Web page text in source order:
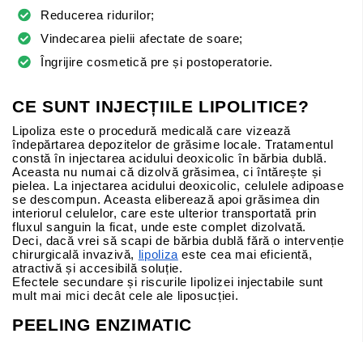
Reducerea ridurilor;
Vindecarea pielii afectate de soare;
Îngrijire cosmetică pre și postoperatorie.
CE SUNT INJECȚIILE LIPOLITICE?
Lipoliza este o procedură medicală care vizează
îndepărtarea depozitelor de grăsime locale. Tratamentul
constă în injectarea acidului deoxicolic în bărbia dublă.
Aceasta nu numai că dizolvă grăsimea, ci întărește și
pielea. La injectarea acidului deoxicolic, celulele adipoase
se descompun. Aceasta eliberează apoi grăsimea din
interiorul celulelor, care este ulterior transportată prin
fluxul sanguin la ficat, unde este complet dizolvată.
Deci, dacă vrei să scapi de bărbia dublă fără o intervenție
chirurgicală invazivă,
lipolizaeste cea mai eficientă,
atractivă și accesibilă soluție.
Efectele secundare și riscurile lipolizei injectabile sunt
mult mai mici decât cele ale liposucției.
PEELING ENZIMATIC